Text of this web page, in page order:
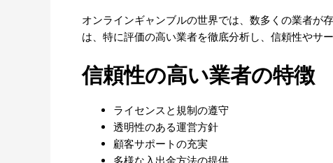
オンラインギャンブルの世界では、数多くの業者が
は、特に評価の高い業者を徹底分析し、信頼性やサ
信頼性の高い業者の特徴
ライセンスと規制の遵守
透明性のある運営方針
顧客サポートの充実